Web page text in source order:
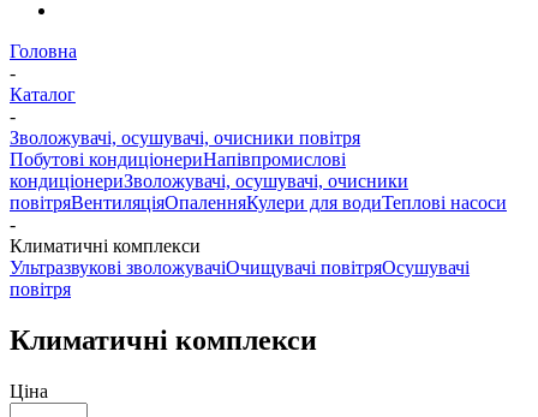
Головна
-
Каталог
-
Зволожувачі, осушувачі, очисники повітря
Побутові кондиціонериНапівпромислові
кондиціонериЗволожувачі, осушувачі, очисники
повітряВентиляціяОпаленняКулери для водиТеплові насоси
-
Климатичні комплекси
Ультразвукові зволожувачіОчищувачі повітряОсушувачі
повітря
Климатичні комплекси
Ціна